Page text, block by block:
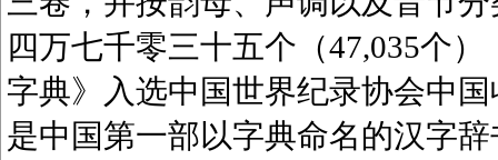
四万七千零三十五个（47,035个
字典》入选中国世界纪录协会中
是中国第一部以字典命名的汉字辞